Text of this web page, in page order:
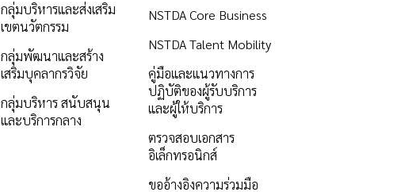
กลุ่มบริหารและส่งเสริม
เขตนวัตกรรม
กลุ่มพัฒนาและสร้าง
เสริมบุคลากรวิจัย
กลุ่มบริหาร สนับสนุน
และบริการกลาง
NSTDA Core Business
NSTDA Talent Mobility
คู่มือและแนวทางการ
ปฏิบัติของผู้รับบริการ
และผู้ให้บริการ
ตรวจสอบเอกสาร
อิเล็กทรอนิกส์
ขออ้างอิงความร่วมมือ